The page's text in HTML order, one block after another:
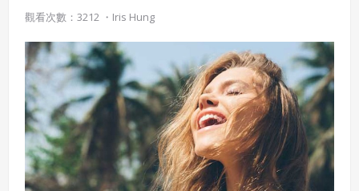
society)，緊接著8年後躍升為「超高齡社會」(superaged
society)。 由「高齡化社會」進入「高齡社會」，台灣歷時僅約25
年，與日本相當，但與法國歷時長達127年、美國72年、英國47年
相較，我國在時程上快了一倍以上。因此，包括高齡人口照顧及安
養需求等，已成為社會所關注的重要課題。
觀看次數：3212 ・ Iris Hung
還沒有註冊帳號嗎？點擊立刻註冊
已經有註冊帳號了嗎？點擊立刻登入
策。
違反前項約定者，本系統得終止會員資格。
三、著作權授權
會員得於本系統內使用授權內容，除經著作權人有標示採取
創用CC授權或其他授權者，會員不得重製、轉載、散布或類
似方法流通授權內容。
本系統防盜拷措施或類似措施，會員不得予以破解、破壞或
以其他方法規避。
同意上述條款，確定註冊